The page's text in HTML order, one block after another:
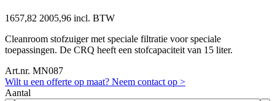
1657,82 2005,96 incl. BTW
Cleanroom stofzuiger met speciale filtratie voor speciale
toepassingen. De CRQ heeft een stofcapaciteit van 15 liter.
Art.nr. MN087
Wilt u een offerte op maat? Neem contact op >
Aantal